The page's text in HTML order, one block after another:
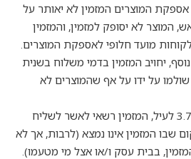
אספקת המוצרים המזמין לא יאותר על
המוצר לא יסופק למזמין, והמזמין
מועד חלופי לאספקת המוצרים.
יחויב המזמין בדמי משלוח בשנית
על ידו על אף שהמוצרים לא
3.8. על אף האמור בסעיף 3.7 לעיל, המזמין רשאי לאשר לשליח
שבו המזמין אינו נמצא (לרבות, אך לא
בבית עסק ו/או אצל מי מטעמו).